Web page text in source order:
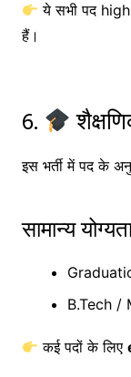
ये सभी पद
हैं।
6.
इस भर्ती में पद के
सामान्य
B.Tech /
कई पदों के लिए